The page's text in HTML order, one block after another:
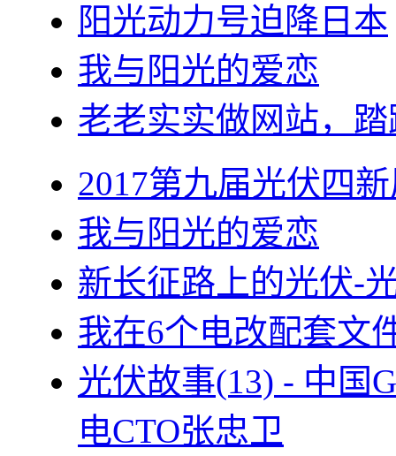
阳光动力号迫降日本
我与阳光的爱恋
老老实实做网站，
2017第九届光伏四
我与阳光的爱恋
新长征路上的光伏-
我在6个电改配套文
光伏故事(13) - 中国
电CTO张忠卫